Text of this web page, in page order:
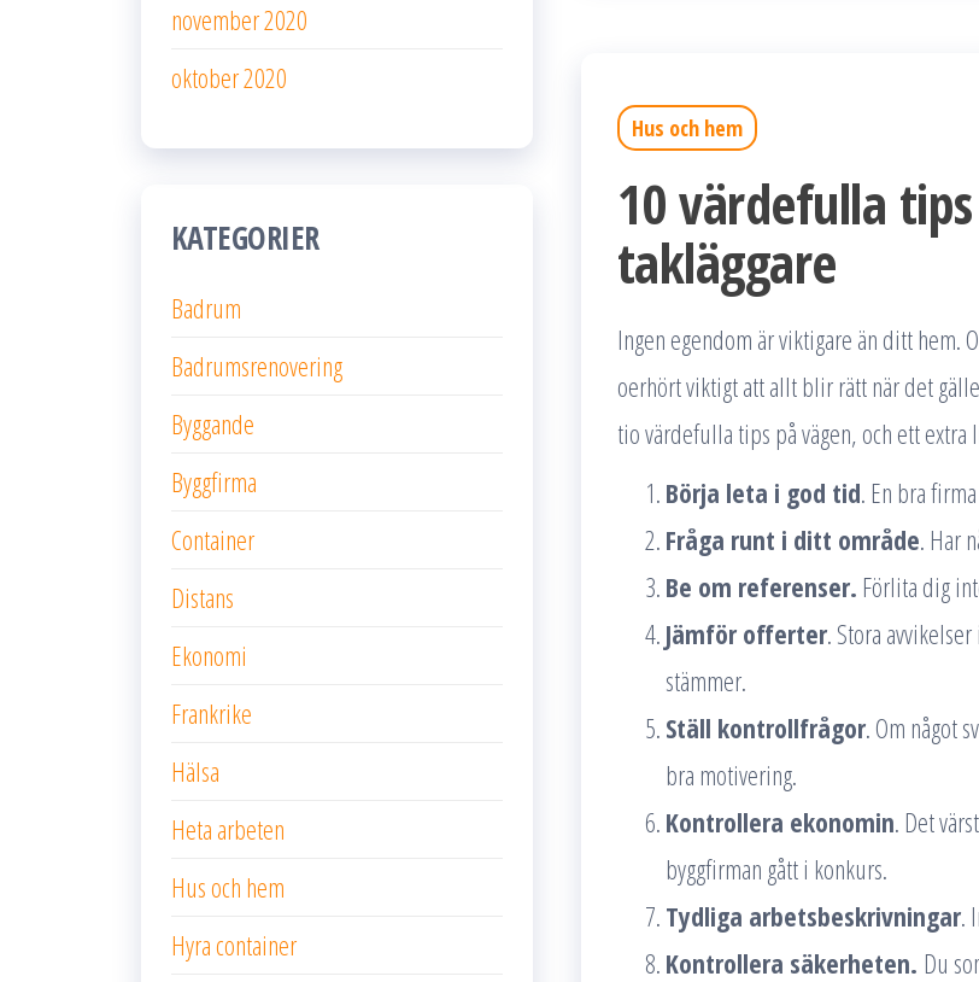
Hus och hem
10 värdefulla
takläggare
Ingen egendom är viktigare än ditt hem.
oerhört viktigt att allt blir rätt när det
tio värdefulla tips på vägen, och ett
Börja leta i god tid. En bra
Fråga runt i ditt område. Har
Be om referenser. Förlita dig
Jämför offerter. Stora
stämmer.
Ställ kontrollfrågor. Om något
bra motivering.
Kontrollera ekonomin. Det
byggfirman gått i konkurs.
Tydliga arbetsbeskrivningar.
Kontrollera säkerheten. Du
november 2020
oktober 2020
KATEGORIER
Badrum
Badrumsrenovering
Byggande
Byggfirma
Container
Distans
Ekonomi
Frankrike
Hälsa
Heta arbeten
Hus och hem
Hyra container